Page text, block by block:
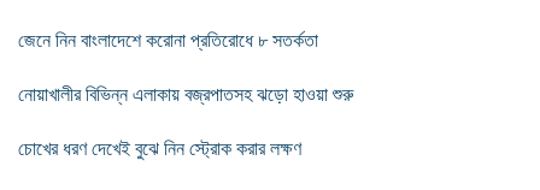
জেনে নিন বাংলাদেশে করোনা প্রতিরোধে ৮ সতর্কতা
নোয়াখালীর বিভিন্ন এলাকায় বজ্রপাতসহ ঝড়ো হাওয়া শুরু
চোখের ধরণ দেখেই বুঝে নিন স্ট্রোক করার লক্ষণ